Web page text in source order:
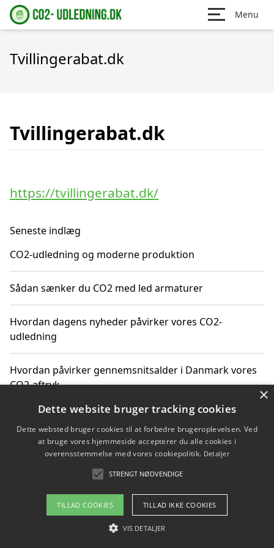
Menu
Tvillingerabat.dk
Tvillingerabat.dk
https://tvillingerabat.dk/
Seneste indlæg
CO2-udledning og moderne produktion
Sådan sænker du CO2 med led armaturer
Hvordan dagens nyheder påvirker vores CO2-
udledning
Hvordan påvirker gennemsnitsalder i Danmark vores
CO2-aftryk
Hvordan nyheder om CO2-udledning påvirker vores
hverdag
Om / kontakt
Blog Betingelser
×
Dette website bruger tracking cookies
Dette websted bruger cookies til at forbedre brugeroplevelsen. Ved
at bruge vores hjemmeside accepterer du alle cookies i
overensstemmelse med vores cookiepolitik. Detaljer
STRENGT NØDVENDIGE
TILLAD COOKIES TILLAD IKKE COOKIES
VIS DETALJER